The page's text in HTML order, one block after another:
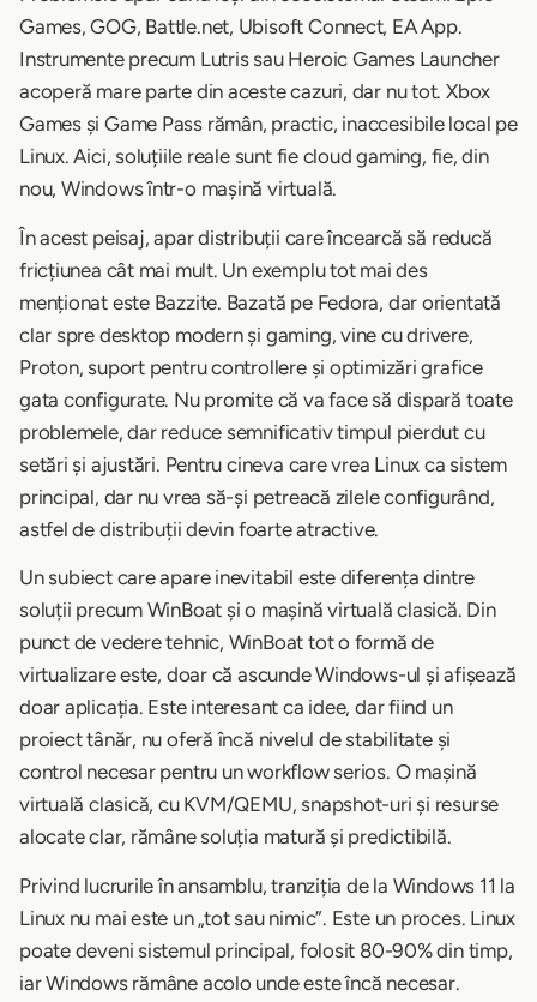
Games, GOG, Battle.net, Ubisoft Connect, EA App.
Instrumente precum Lutris sau Heroic Games Launcher
acoperă mare parte din aceste cazuri, dar nu tot. Xbox
Games și Game Pass rămân, practic, inaccesibile local pe
Linux. Aici, soluțiile reale sunt fie cloud gaming, fie, din
nou, Windows într-o mașină virtuală.
În acest peisaj, apar distribuții care încearcă să reducă
fricțiunea cât mai mult. Un exemplu tot mai des
menționat este Bazzite. Bazată pe Fedora, dar orientată
clar spre desktop modern și gaming, vine cu drivere,
Proton, suport pentru controllere și optimizări grafice
gata configurate. Nu promite că va face să dispară toate
problemele, dar reduce semnificativ timpul pierdut cu
setări și ajustări. Pentru cineva care vrea Linux ca sistem
principal, dar nu vrea să-și petreacă zilele configurând,
astfel de distribuții devin foarte atractive.
Un subiect care apare inevitabil este diferența dintre
soluții precum WinBoat și o mașină virtuală clasică. Din
punct de vedere tehnic, WinBoat tot o formă de
virtualizare este, doar că ascunde Windows-ul și afișează
doar aplicația. Este interesant ca idee, dar fiind un
proiect tânăr, nu oferă încă nivelul de stabilitate și
control necesar pentru un workflow serios. O mașină
virtuală clasică, cu KVM/QEMU, snapshot-uri și resurse
alocate clar, rămâne soluția matură și predictibilă.
Privind lucrurile în ansamblu, tranziția de la Windows 11 la
Linux nu mai este un „tot sau nimic”. Este un proces. Linux
poate deveni sistemul principal, folosit 80-90% din timp,
iar Windows rămâne acolo unde este încă necesar.